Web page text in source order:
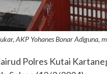
AKP Yohanes Bonar Adiguna,
Polres Kutai